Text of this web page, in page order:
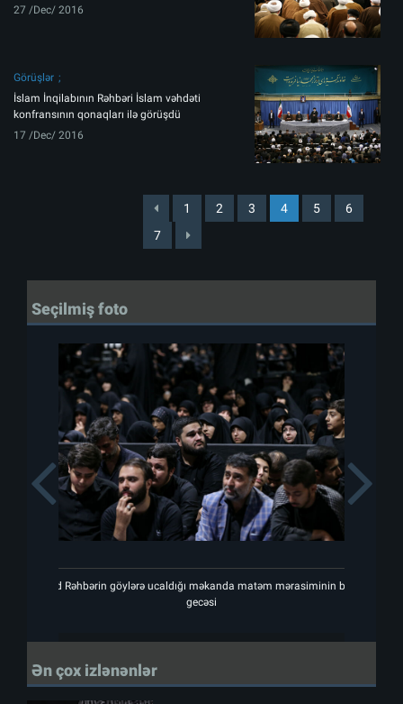
27 /Dec/ 2016
Görüşlər
İslam İnqilabının Rəhbəri İslam vəhdəti
konfransının qonaqları ilə görüşdü
17 /Dec/ 2016
1 2 3 4 5
6
7
Seçilmiş foto
Şəhid Rəhbərin göylərə ucaldığı məkanda matəm mərasiminin birinci
gecəsi
Previous
Ən çox izlənənlər